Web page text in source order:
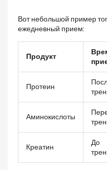
Вот небольшой пример
ежедневный прием:
Продукт
Протеин
Аминокислоты
Креатин
До